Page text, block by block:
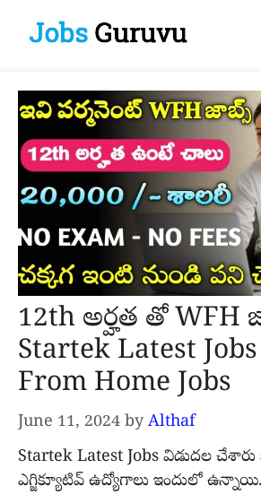
12th అర్హత తో WFH
Startek Latest
From Home Jobs
June 11, 2024 by Althaf
Startek Latest Jobs విడుదల చేశారు
ఎగ్జిక్యూటివ్ ఉద్యోగాలు ఇందులో ఉన్నాయి.